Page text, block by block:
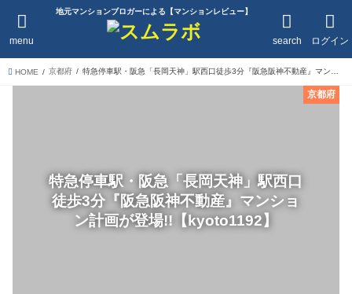
地元マンションブロガーによる【マンションレビュー】
ログイン
search
menu
HOME 京都府
特急停車駅・阪急「長岡天神」駅西口
徒歩3分『阪急阪神不動産』マンショ
ン計画が登場!!【kyoto1192】
京都府